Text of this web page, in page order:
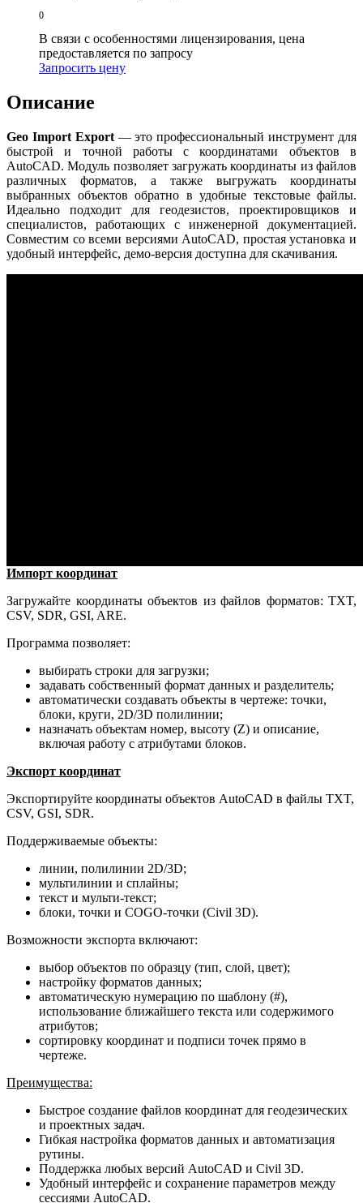
0
В связи с особенностями лицензирования, цена
предоставляется по запросу
Запросить цену
Описание
Geo Import Export— это профессиональный инструмент для
быстрой и точной работы с координатами объектов в
AutoCAD. Модуль позволяет загружать координаты из файлов
различных форматов, а также выгружать координаты
выбранных объектов обратно в удобные текстовые файлы.
Идеально подходит для геодезистов, проектировщиков и
специалистов, работающих с инженерной документацией.
Совместим со всеми версиями AutoCAD, простая установка и
удобный интерфейс, демо-версия доступна для скачивания.
Импорт координат
Загружайте координаты объектов из файлов форматов: TXT,
CSV, SDR, GSI, ARE.
Программа позволяет:
выбирать строки для загрузки;
задавать собственный формат данных и разделитель;
автоматически создавать объекты в чертеже: точки,
блоки, круги, 2D/3D полилинии;
назначать объектам номер, высоту (Z) и описание,
включая работу с атрибутами блоков.
Экспорт координат
Экспортируйте координаты объектов AutoCAD в файлы TXT,
CSV, GSI, SDR.
Поддерживаемые объекты:
линии, полилинии 2D/3D;
мультилинии и сплайны;
текст и мульти-текст;
блоки, точки и COGO‑точки (Civil 3D).
Возможности экспорта включают:
выбор объектов по образцу (тип, слой, цвет);
настройку форматов данных;
автоматическую нумерацию по шаблону (#),
использование ближайшего текста или содержимого
атрибутов;
сортировку координат и подписи точек прямо в
чертеже.
Преимущества:
Быстрое создание файлов координат для геодезических
и проектных задач.
Гибкая настройка форматов данных и автоматизация
рутины.
Поддержка любых версий AutoCAD и Civil 3D.
Удобный интерфейс и сохранение параметров между
сессиями AutoCAD.